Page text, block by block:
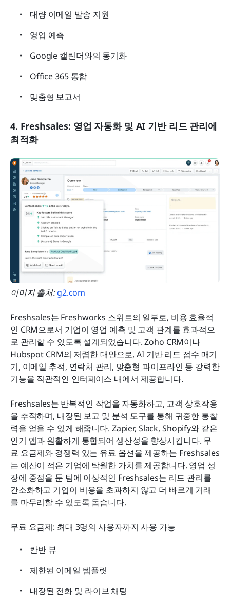
대량 이메일 발송 지원
영업 예측
Google 캘린더와의 동기화
Office 365 통합
맞춤형 보고서
4. Freshsales: 영업 자동화 및 AI 기반 리드 관리에
최적화
이미지 출처: g2.com
Freshsales는 Freshworks 스위트의 일부로, 비용 효율적
인 CRM으로서 기업이 영업 예측 및 고객 관계를 효과적으
로 관리할 수 있도록 설계되었습니다. Zoho CRM이나
Hubspot CRM의 저렴한 대안으로, AI 기반 리드 점수 매기
기, 이메일 추적, 연락처 관리, 맞춤형 파이프라인 등 강력한
기능을 직관적인 인터페이스 내에서 제공합니다.
Freshsales는 반복적인 작업을 자동화하고, 고객 상호작용
을 추적하며, 내장된 보고 및 분석 도구를 통해 귀중한 통찰
력을 얻을 수 있게 해줍니다. Zapier, Slack, Shopify와 같은
인기 앱과 원활하게 통합되어 생산성을 향상시킵니다. 무
료 요금제와 경쟁력 있는 유료 옵션을 제공하는 Freshsales
는 예산이 적은 기업에 탁월한 가치를 제공합니다. 영업 성
장에 중점을 둔 팀에 이상적인 Freshsales는 리드 관리를
간소화하고 기업이 비용을 초과하지 않고 더 빠르게 거래
를 마무리할 수 있도록 돕습니다.
무료 요금제: 최대 3명의 사용자까지 사용 가능
칸반 뷰
제한된 이메일 템플릿
내장된 전화 및 라이브 채팅